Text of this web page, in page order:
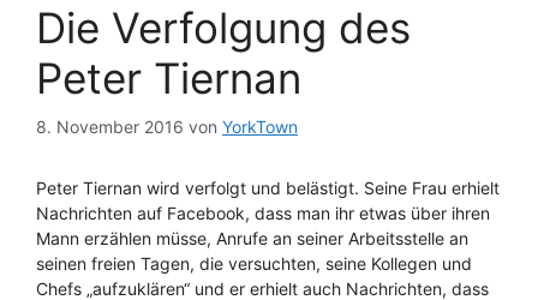
Die Verfolgung des
Peter Tiernan
8. November 2016 von YorkTown
Peter Tiernan wird verfolgt und belästigt. Seine Frau erhielt
Nachrichten auf Facebook, dass man ihr etwas über ihren
Mann erzählen müsse, Anrufe an seiner Arbeitsstelle an
seinen freien Tagen, die versuchten, seine Kollegen und
Chefs „aufzuklären“ und er erhielt auch Nachrichten, dass